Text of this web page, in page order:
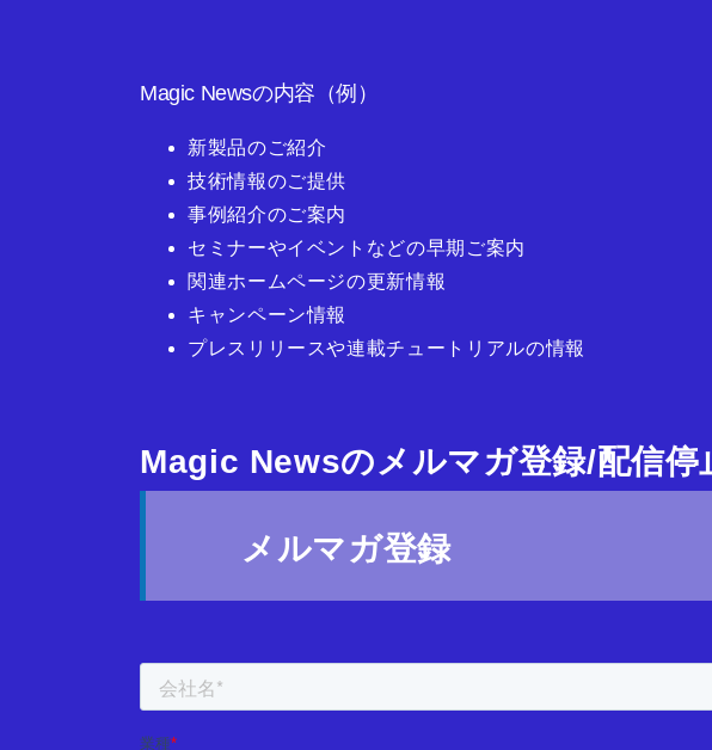
Magic Newsの内容（例）
新製品のご紹介
技術情報のご提供
事例紹介のご案内
セミナーやイベントなどの早期ご案内
関連ホームページの更新情報
キャンペーン情報
プレスリリースや連載チュートリアルの情報
Magic Newsのメルマガ登録/配信停
メルマガ登録